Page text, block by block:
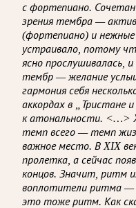
с фортепиано.
зрения тембра —
(фортепиано) и нежные
устраивало, потому
ясно прослушивалась,
тембр — желание
гармония себя
аккордах в „Тристане
к атональности. <…>
темп всего — темп
важное место. В XIX
пролетка, а сейчас
концов. Значит, ритм
воплотители ритма —
это тоже ритм. Как